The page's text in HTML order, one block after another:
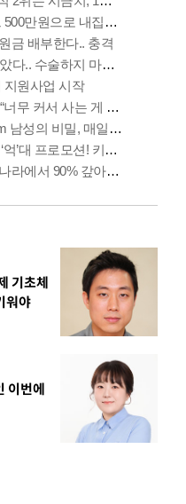
기초체
워야
이번에